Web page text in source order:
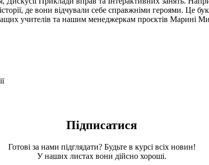
де вони відчували себе справжніми героями. Це
учителів та нашим менеджеркам проєктів
Підписатися
Готові за нами підглядати? Будьте в курсі всіх новин!
У наших листах вони дійсно хороші.